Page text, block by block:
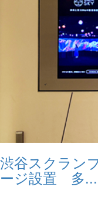
渋谷スクラン
ージ設置 多...